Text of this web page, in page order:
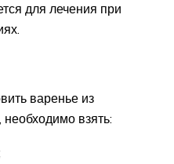
для лечения при
варенье из
взять: